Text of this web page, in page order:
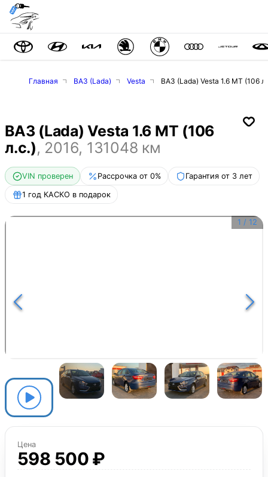
Главная ВАЗ (Lada) Vesta ВАЗ (Lada) Vesta 1.6 MT (106
ВАЗ (Lada) Vesta 1.6 MT (106
л.с.), 2016, 131048 км
VIN проверен Рассрочка от 0% Гарантия от 3 лет
1 год КАСКО в подарок
1 / 12
Цена
598 500 ₽